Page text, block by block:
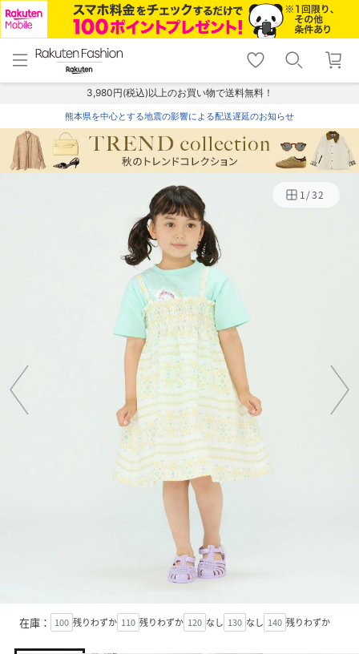
menu home
トップ
shopping_cart lock_outline
ログイン
3,980円(税込)以上のお買い物で送料無料！
熊本県を中心とする地震の影響による配送遅延のお知らせ
1/32
在庫： 100 残りわずか 110 残りわずか 120 なし 130 なし 140 残りわずか